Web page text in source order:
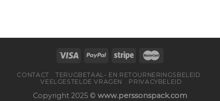
CONTACT
TERUGBETAAL- EN RETOURNERINGSBELEID
VEELGESTELDE VRAGEN
PRIVACYBELEID
Copyright 2025 © www.perssonspack.com